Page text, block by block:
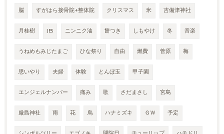
脳 すがはら接骨院+整体院 クリスマス 米 吉備津神社
月桂樹 JES ニンニク油 餅つき しもやけ 冬 音楽
うねめもみじたまご ひな祭り 自由 燃費 菅原 梅
思いやり 夫婦 体験 とんぼ玉 甲子園
エンジェルナンバー 痛み 歌 さだまさし 宮島
厳島神社 雨 花 鳥 ハナミズキ ＧＷ 予定